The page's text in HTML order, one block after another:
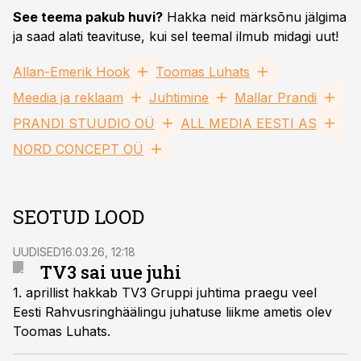
See teema pakub huvi? Hakka neid märksõnu jälgima
ja saad alati teavituse, kui sel teemal ilmub midagi uut!
Allan-Emerik Hook
Toomas Luhats
Meedia ja reklaam
Juhtimine
Mallar Prandi
PRANDI STUUDIO OÜ
ALL MEDIA EESTI AS
NORD CONCEPT OÜ
SEOTUD LOOD
UUDISED16.03.26, 12:18
TV3 sai uue juhi
1. aprillist hakkab TV3 Gruppi juhtima praegu veel
Eesti Rahvusringhäälingu juhatuse liikme ametis olev
Toomas Luhats.